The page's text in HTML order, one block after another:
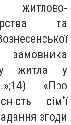
житлово-
та
житла у
«Про
сім’ї
згоди